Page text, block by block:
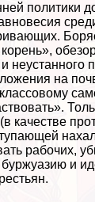
политики
корень»,
неустанного
на
качестве
рабочих,
и